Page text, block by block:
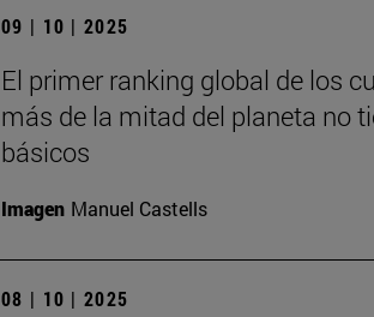
09 | 10 | 2025
El primer ranking global de los
más de la mitad del planeta no
básicos
Imagen Manuel Castells
08 | 10 | 2025